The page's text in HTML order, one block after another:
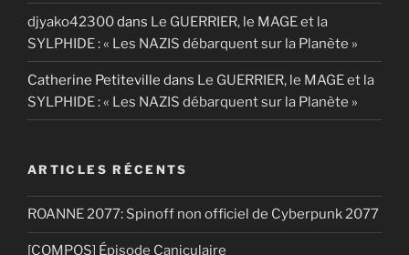
djyako42300dans Le GUERRIER, le MAGE et la
SYLPHIDE : « Les NAZIS débarquent sur la Planète »
Catherine Petiteville dans Le GUERRIER, le MAGE et la
SYLPHIDE : « Les NAZIS débarquent sur la Planète »
ARTICLES RÉCENTS
ROANNE 2077: Spinoff non officiel de Cyberpunk 2077
[COMPOS] Épisode Caniculaire